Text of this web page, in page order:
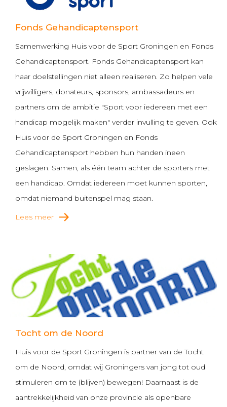
Fonds Gehandicaptensport
Samenwerking Huis voor de Sport Groningen en Fonds
Gehandicaptensport. Fonds Gehandicaptensport kan
haar doelstellingen niet alleen realiseren. Zo helpen vele
vrijwilligers, donateurs, sponsors, ambassadeurs en
partners om de ambitie "Sport voor iedereen met een
handicap mogelijk maken" verder invulling te geven. Ook
Huis voor de Sport Groningen en Fonds
Gehandicaptensport hebben hun handen ineen
geslagen. Samen, als één team achter de sporters met
een handicap. Omdat iedereen moet kunnen sporten,
omdat niemand buitenspel mag staan.
Lees meer
Tocht om de Noord
Huis voor de Sport Groningen is partner van de Tocht
om de Noord, omdat wij Groningers van jong tot oud
stimuleren om te (blijven) bewegen! Daarnaast is de
aantrekkelijkheid van onze provincie als openbare